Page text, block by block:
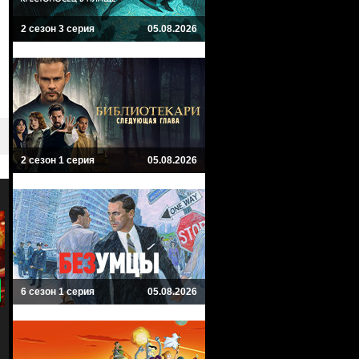
9.5
Хищник
Приключенческий, Триллер, Боевик,
Хищник: Убийца убийц
Predator: Killer of Killers
Приключенческий, Боевик
2 сезон 3 серия 05.08.2026
2 сезон 1 серия 05.08.2026
6 сезон 1 серия 05.08.2026